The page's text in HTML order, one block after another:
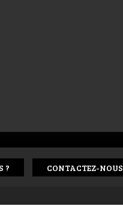
? CONTACTEZ-NOUS